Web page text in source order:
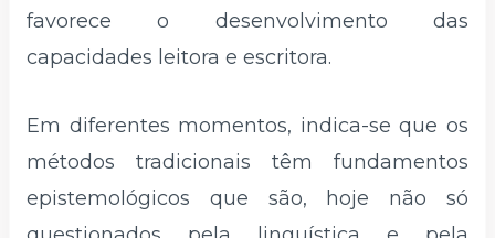
favorece o desenvolvimento das
capacidades leitora e escritora.
Em diferentes momentos, indica-se que os
métodos tradicionais têm fundamentos
epistemológicos que são, hoje não só